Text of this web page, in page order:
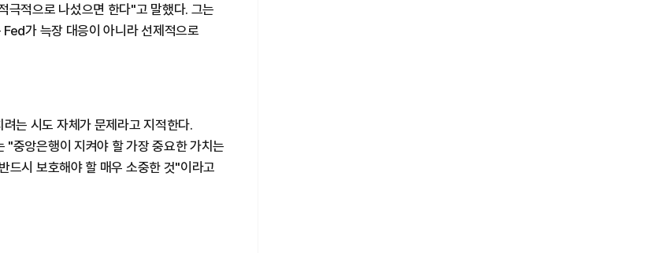
극적으로 나섰으면 한다"고 말했다. 그는
가 늑장 대응이 아니라 선제적으로
는 시도 자체가 문제라고 지적한다.
중앙은행이 지켜야 할 가장 중요한 가치는
드시 보호해야 할 매우 소중한 것"이라고